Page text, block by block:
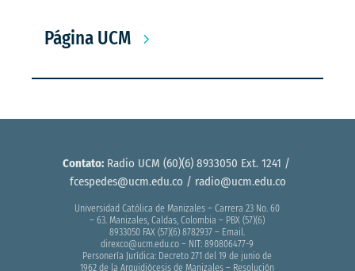
Página UCM
Contato:Radio UCM (60)(6) 8933050 Ext. 1241 /
fcespedes@ucm.edu.co / radio@ucm.edu.co
Universidad Católica de Manizales – Carrera 23 No. 60
– 63. Manizales, Caldas, Colombia – PBX (57)(6)
8933050 FAX (57)(6) 8782937 – Email.
direxco@ucm.edu.co – NIT: 890806477-9
Personería Jurídica: Decreto 271 del 19 de junio de
1962 de la Arquidiócesis de Manizales – Resolución